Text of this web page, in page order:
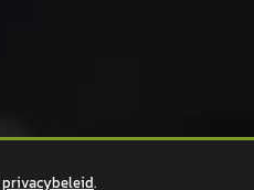
privacybeleid.